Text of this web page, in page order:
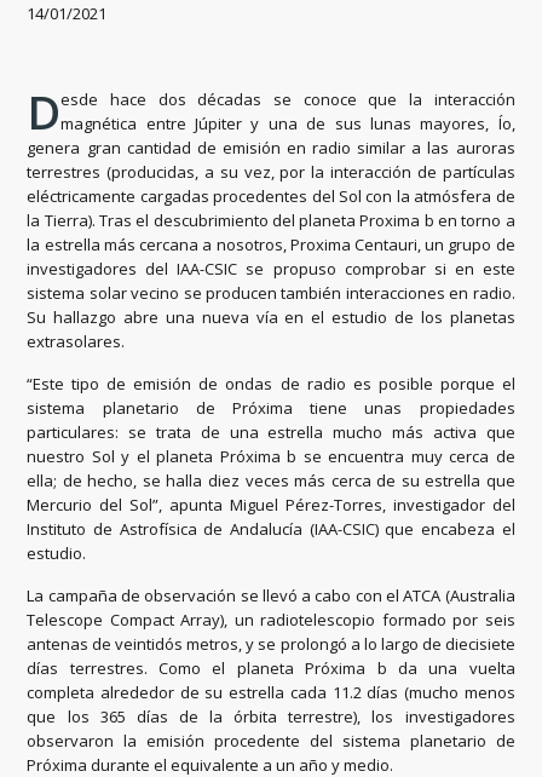
14/01/2021
Desde hace dos décadas se conoce que la interacción
magnética entre Júpiter y una de sus lunas mayores, Ío,
genera gran cantidad de emisión en radio similar a las auroras
terrestres (producidas, a su vez, por la interacción de partículas
eléctricamente cargadas procedentes del Sol con la atmósfera de
la Tierra). Tras el descubrimiento del planeta Proxima b en torno a
la estrella más cercana a nosotros, Proxima Centauri, un grupo de
investigadores del IAA-CSIC se propuso comprobar si en este
sistema solar vecino se producen también interacciones en radio.
Su hallazgo abre una nueva vía en el estudio de los planetas
extrasolares.
“Este tipo de emisión de ondas de radio es posible porque el
sistema planetario de Próxima tiene unas propiedades
particulares: se trata de una estrella mucho más activa que
nuestro Sol y el planeta Próxima b se encuentra muy cerca de
ella; de hecho, se halla diez veces más cerca de su estrella que
Mercurio del Sol”, apunta Miguel Pérez-Torres, investigador del
Instituto de Astrofísica de Andalucía (IAA-CSIC) que encabeza el
estudio.
La campaña de observación se llevó a cabo con el ATCA (Australia
Telescope Compact Array), un radiotelescopio formado por seis
antenas de veintidós metros, y se prolongó a lo largo de diecisiete
días terrestres. Como el planeta Próxima b da una vuelta
completa alrededor de su estrella cada 11.2 días (mucho menos
que los 365 días de la órbita terrestre), los investigadores
observaron la emisión procedente del sistema planetario de
Próxima durante el equivalente a un año y medio.